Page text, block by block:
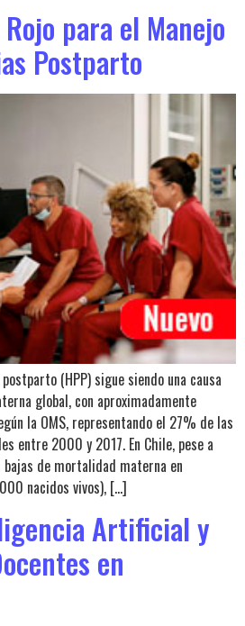
para el Manejo
Postparto
(HPP) sigue siendo una causa
global, con aproximadamente
la OMS, representando el 27% de las
entre 2000 y 2017. En Chile, pese a
de mortalidad materna en
nacidos vivos), […]
Artificial y
en